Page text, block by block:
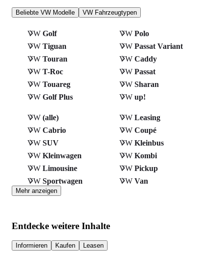
Beliebte VW Modelle VW Fahrzeugtypen
VW Golf VW Polo
VW Tiguan VW Passat Variant
VW Touran VW Caddy
VW T-Roc VW Passat
VW Touareg VW Sharan
VW Golf Plus VW up!
VW (alle) VW Leasing
VW Cabrio VW Coupé
VW SUV VW Kleinbus
VW Kleinwagen VW Kombi
VW Limousine VW Pickup
VW Sportwagen VW Van
Mehr anzeigen
Entdecke weitere Inhalte
Informieren Kaufen Leasen